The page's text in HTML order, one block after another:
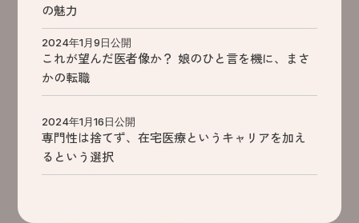
の魅力
2024年1月9日公開
これが望んだ医者像か？ 娘のひと言を機に、まさ
かの転職
2024年1月16日公開
専門性は捨てず、在宅医療というキャリアを加え
るという選択